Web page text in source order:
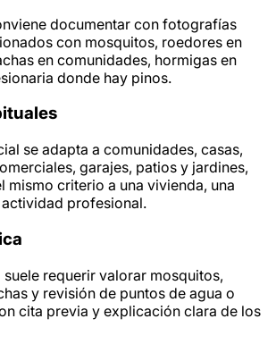
documentar con fotografías
con mosquitos, roedores en
en comunidades, hormigas en
donde hay pinos.
se adapta a comunidades, casas,
garajes, patios y jardines,
mismo criterio a una vivienda, una
profesional.
requerir valorar mosquitos,
y revisión de puntos de agua o
cita previa y explicación clara de los